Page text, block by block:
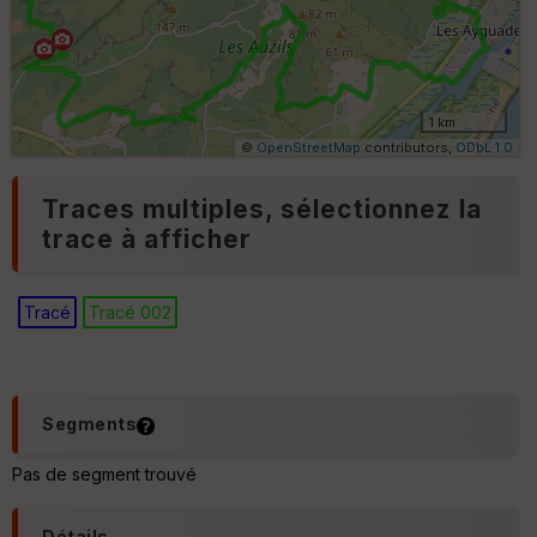
d
é
p
ar
t
ar
é
1 km
© OpenStreetMap contributors, ODbL 1.0
Traces multiples, sélectionnez la
trace à afficher
Tracé Tracé 002
Segments
Pas de segment trouvé